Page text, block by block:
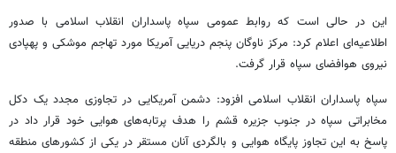
این در حالی است که روابط عمومی سپاه پاسداران انقلاب اسلامی با صدور
اطلاعیه‌ای اعلام کرد: مرکز ناوگان پنجم دریایی آمریکا مورد تهاجم موشکی و پهپادی
نیروی هوافضای سپاه قرار گرفت.
سپاه پاسداران انقلاب اسلامی افزود: دشمن آمریکایی در تجاوزی مجدد یک دکل
مخابراتی سپاه در جنوب جزیره قشم را هدف پرتابه‌های هوایی خود قرار داد در
پاسخ به این تجاوز پایگاه هوایی و بالگردی آنان مستقر در یکی از کشورهای منطقه